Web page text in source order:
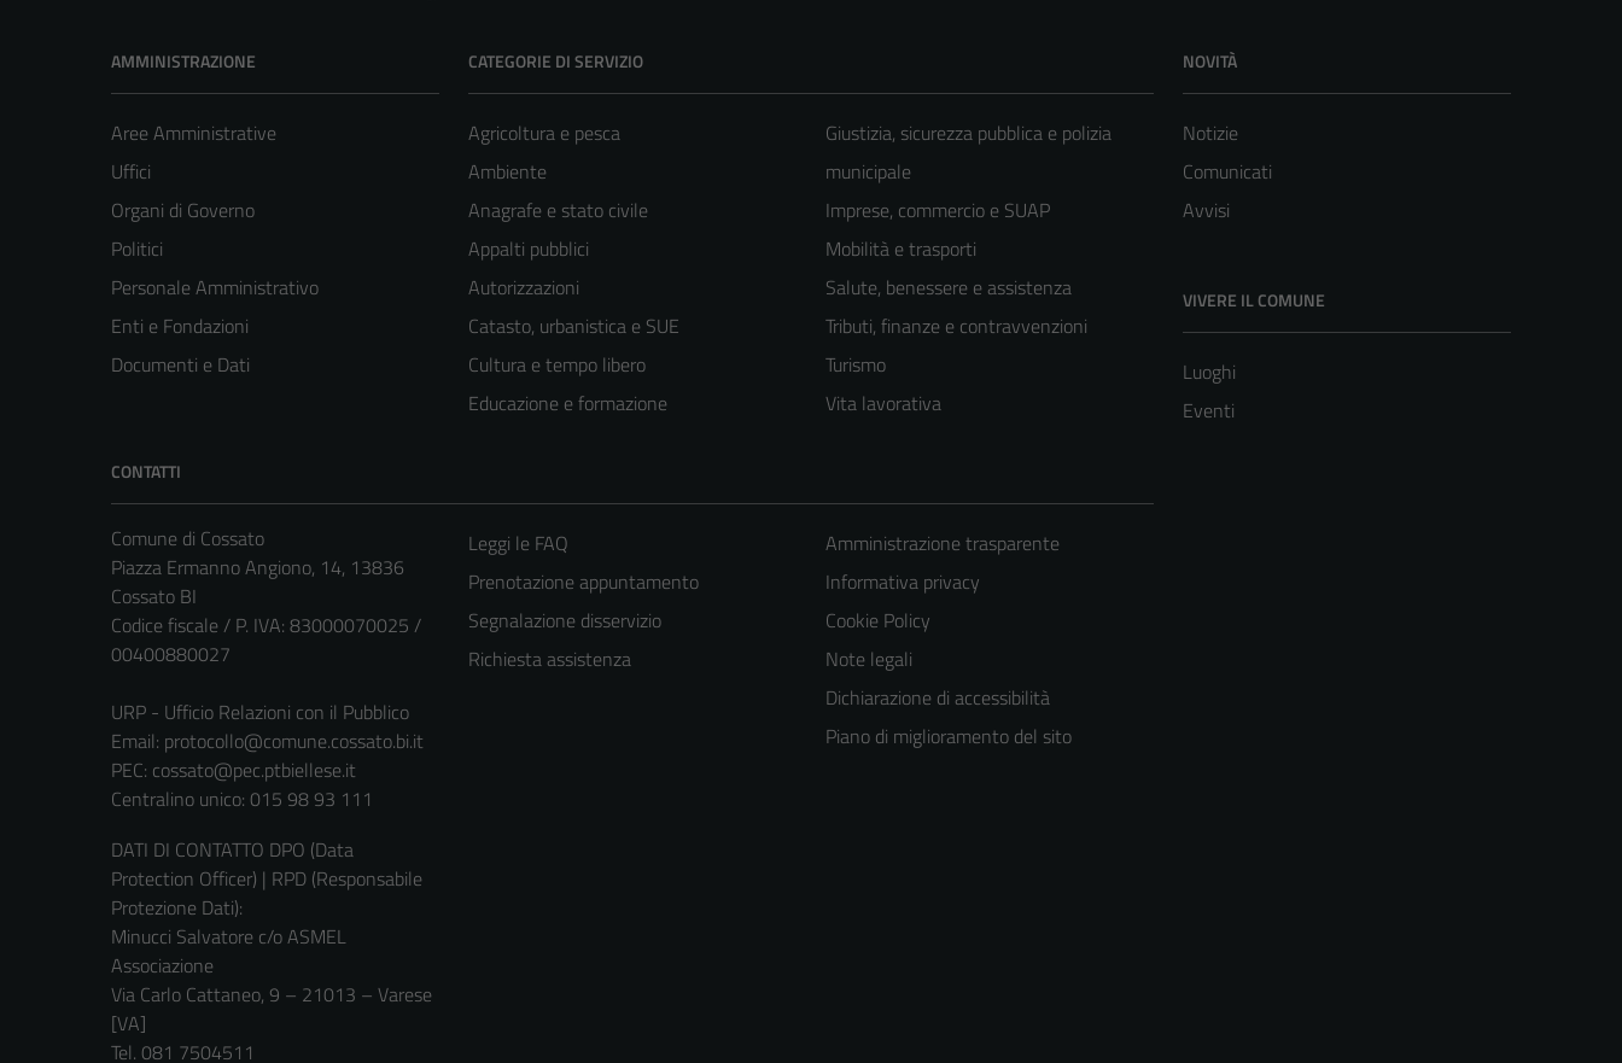
AMMINISTRAZIONE
Aree Amministrative
Uffici
Organi di Governo
Politici
Personale Amministrativo
Enti e Fondazioni
Documenti e Dati
CATEGORIE DI SERVIZIO
Agricoltura e pesca
Ambiente
Anagrafe e stato civile
Appalti pubblici
Autorizzazioni
Catasto, urbanistica e SUE
Cultura e tempo libero
Educazione e formazione
Giustizia, sicurezza pubblica e polizia
municipale
Imprese, commercio e SUAP
Mobilità e trasporti
Salute, benessere e assistenza
Tributi, finanze e contravvenzioni
Turismo
Vita lavorativa
NOVITÀ
Notizie
Comunicati
Avvisi
VIVERE IL COMUNE
Luoghi
Eventi
CONTATTI
Comune di Cossato
Piazza Ermanno Angiono, 14, 13836
Cossato BI
Codice fiscale / P. IVA: 83000070025 /
00400880027
URP - Ufficio Relazioni con il Pubblico
Email: protocollo@comune.cossato.bi.it
PEC: cossato@pec.ptbiellese.it
Centralino unico: 015 98 93 111
DATI DI CONTATTO DPO (Data
Protection Officer) | RPD (Responsabile
Protezione Dati):
Minucci Salvatore c/o ASMEL
Associazione
Via Carlo Cattaneo, 9 – 21013 – Varese
[VA]
Tel. 081 7504511
Leggi le FAQ
Prenotazione appuntamento
Segnalazione disservizio
Richiesta assistenza
Amministrazione trasparente
Informativa privacy
Cookie Policy
Note legali
Dichiarazione di accessibilità
Piano di miglioramento del sito